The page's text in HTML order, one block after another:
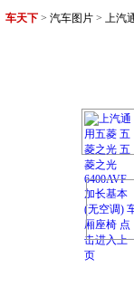
车天下 > 汽车图片 > 上汽